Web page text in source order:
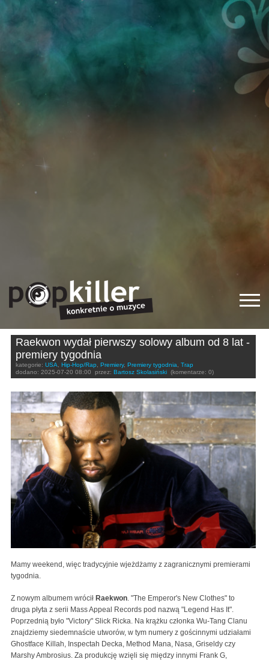
Raekwon wydał pierwszy solowy album od 8 lat -
premiery tygodnia
kategorie: USA, Hip-Hop/Rap, Premiery, Premiery tygodnia, Trap
dodano: 2025-07-20 08:00 przez: Bartosz Skolasiński (komentarze: 0)
Mamy weekend, więc tradycyjnie wjeżdżamy z zagranicznymi premierami
tygodnia.
Z nowym albumem wrócił Raekwon. "The Emperor's New Clothes" to
druga płyta z serii Mass Appeal Records pod nazwą "Legend Has It".
Poprzednią było "Victory" Slick Ricka. Na krążku członka Wu-Tang Clanu
znajdziemy siedemnaście utworów, w tym numery z gościnnymi udziałami
Ghostface Killah, Inspectah Decka, Method Mana, Nasa, Griseldy czy
Marshy Ambrosius. Za produkcję wzięli się między innymi Frank G,